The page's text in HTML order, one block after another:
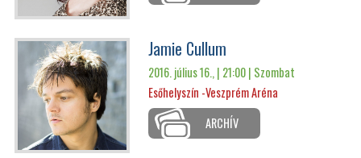
Jamie Cullum
2016. július 16., | 21:00 | Szombat
Esőhelyszín -Veszprém Aréna
ARCHÍV